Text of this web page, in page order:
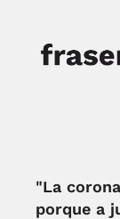
"La
porque a